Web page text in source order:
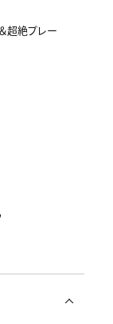
超絶プレー